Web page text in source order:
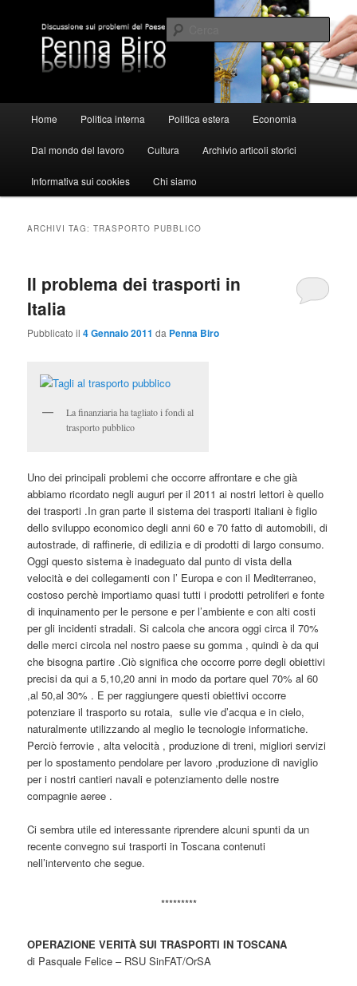
contenuto
principale
contenuto
secondarioPennabiro
Cerca
principale
Home Politica interna Politica estera Economia
Dal mondo del lavoro Cultura Archivio articoli storici
Informativa sui cookies Chi siamo
ARCHIVI TAG:TRASPORTO PUBBLICO
Il problema dei trasporti in
Italia
Pubblicato il4 Gennaio 2011 da Penna Biro
La finanziaria ha tagliato i fondi al
trasporto pubblico
Uno dei principali problemi che occorre affrontare e che già
abbiamo ricordato negli auguri per il 2011 ai nostri lettori è quello
dei trasporti .In gran parte il sistema dei trasporti italiani è figlio
dello sviluppo economico degli anni 60 e 70 fatto di automobili, di
autostrade, di raffinerie, di edilizia e di prodotti di largo consumo.
Oggi questo sistema è inadeguato dal punto di vista della
velocità e dei collegamenti con l’ Europa e con il Mediterraneo,
costoso perchè importiamo quasi tutti i prodotti petroliferi e fonte
di inquinamento per le persone e per l’ambiente e con alti costi
per gli incidenti stradali. Si calcola che ancora oggi circa il 70%
delle merci circola nel nostro paese su gomma , quindi è da qui
che bisogna partire .Ciò significa che occorre porre degli obiettivi
precisi da qui a 5,10,20 anni in modo da portare quel 70% al 60
,al 50,al 30% . E per raggiungere questi obiettivi occorre
potenziare il trasporto su rotaia, sulle vie d’acqua e in cielo,
naturalmente utilizzando al meglio le tecnologie informatiche.
Perciò ferrovie , alta velocità , produzione di treni, migliori servizi
per lo spostamento pendolare per lavoro ,produzione di naviglio
per i nostri cantieri navali e potenziamento delle nostre
compagnie aeree .
Ci sembra utile ed interessante riprendere alcuni spunti da un
recente convegno sui trasporti in Toscana contenuti
nell’intervento che segue.
*********
OPERAZIONE VERITÀ SUI TRASPORTI IN TOSCANA
di Pasquale Felice – RSU SinFAT/OrSA